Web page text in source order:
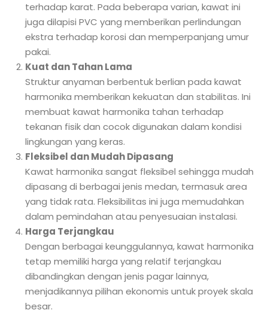
terhadap karat. Pada beberapa varian, kawat ini
juga dilapisi PVC yang memberikan perlindungan
ekstra terhadap korosi dan memperpanjang umur
pakai.
Kuat dan Tahan Lama
Struktur anyaman berbentuk berlian pada kawat
harmonika memberikan kekuatan dan stabilitas. Ini
membuat kawat harmonika tahan terhadap
tekanan fisik dan cocok digunakan dalam kondisi
lingkungan yang keras.
Fleksibel dan Mudah Dipasang
Kawat harmonika sangat fleksibel sehingga mudah
dipasang di berbagai jenis medan, termasuk area
yang tidak rata. Fleksibilitas ini juga memudahkan
dalam pemindahan atau penyesuaian instalasi.
Harga Terjangkau
Dengan berbagai keunggulannya, kawat harmonika
tetap memiliki harga yang relatif terjangkau
dibandingkan dengan jenis pagar lainnya,
menjadikannya pilihan ekonomis untuk proyek skala
besar.